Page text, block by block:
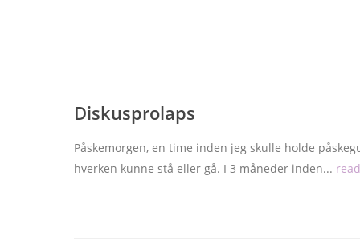
Diskusprolaps
Påskemorgen, en time inden jeg skulle holde
hverken kunne stå eller gå. I 3 måneder inden...